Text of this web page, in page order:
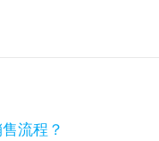
流程？